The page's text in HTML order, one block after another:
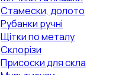
Стамески, долото
Рубанки ручні
Щітки по металу
Склорізи
Присоски для скла